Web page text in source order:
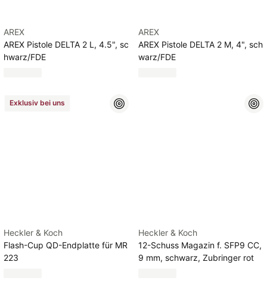
AREX
AREX Pistole DELTA 2 L, 4.5", sc
hwarz/FDE
AREX
AREX Pistole DELTA 2 M, 4", sch
warz/FDE
Exklusiv bei uns
Heckler & Koch
Flash-Cup QD-Endplatte für MR
223
Heckler & Koch
12-Schuss Magazin f. SFP9 CC,
9 mm, schwarz, Zubringer rot